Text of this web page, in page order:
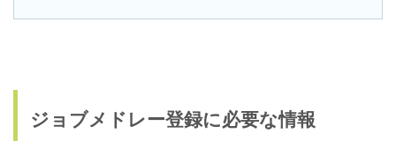
ジョブメドレー登録に必要な情報